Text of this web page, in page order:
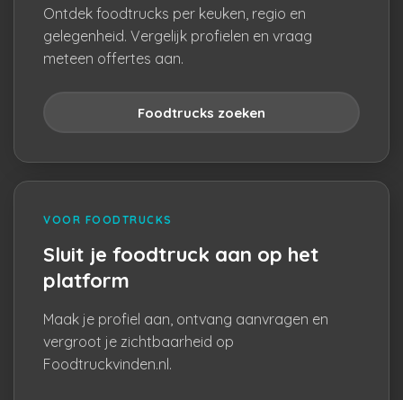
Ontdek foodtrucks per keuken, regio en
gelegenheid. Vergelijk profielen en vraag
meteen offertes aan.
Foodtrucks zoeken
VOOR FOODTRUCKS
Sluit je foodtruck aan op het
platform
Maak je profiel aan, ontvang aanvragen en
vergroot je zichtbaarheid op
Foodtruckvinden.nl.